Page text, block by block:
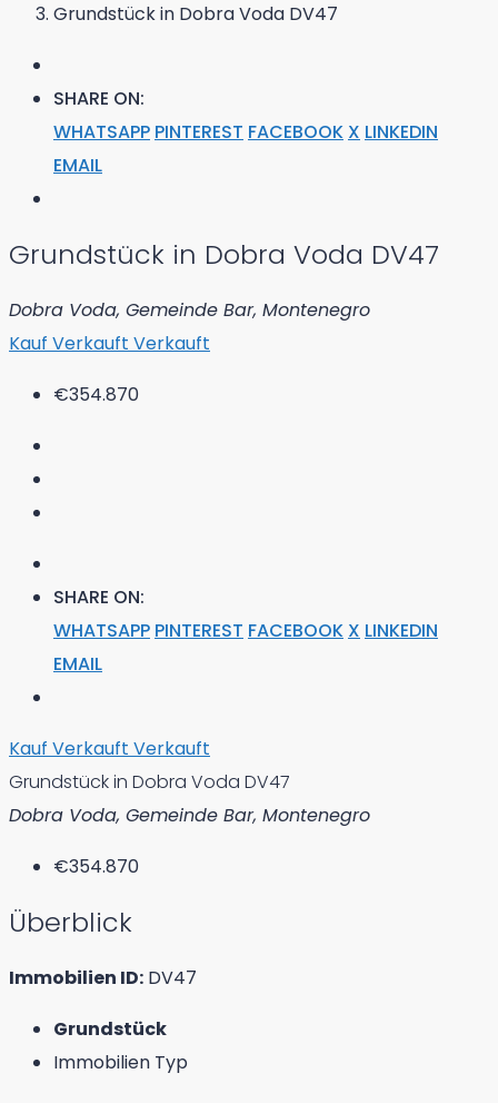
Grundstück in Dobra Voda DV47
SHARE ON:
WHATSAPP PINTEREST FACEBOOK X LINKEDIN
EMAIL
Grundstück in Dobra Voda DV47
Dobra Voda, Gemeinde Bar, Montenegro
Kauf Verkauft Verkauft
€354.870
SHARE ON:
WHATSAPP PINTEREST FACEBOOK X LINKEDIN
EMAIL
Kauf Verkauft Verkauft
Grundstück in Dobra Voda DV47
Dobra Voda, Gemeinde Bar, Montenegro
€354.870
Überblick
Immobilien ID: DV47
Grundstück
Immobilien Typ